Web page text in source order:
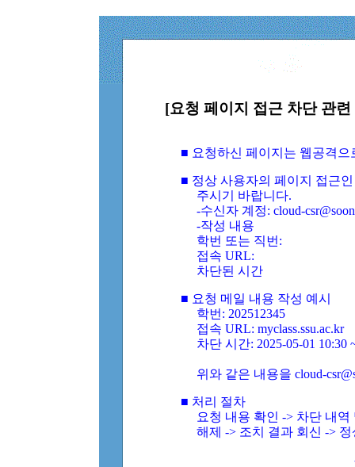
[요청 페이지 접근 차단 관
■ 요청하신 페이지는 웹공격
■ 정상 사용자의 페이지 접근
주시기 바랍니다.
-수신자 계정: cloud-
-작성 내용
학번 또는 직번:
접속 URL:
차단된 시간
■ 요청 메일 내용 작성 예시
학번: 202512345
접속 URL: myclass.ssu.ac.kr
차단 시간: 2025-05-01 10:30
위와 같은 내용을 cloud-
■ 처리 절차
요청 내용 확인 -> 차단 내
해제 -> 조치 결과 회신 ->